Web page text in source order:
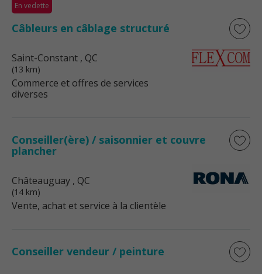
En vedette
Câbleurs en câblage structuré
Saint-Constant , QC
(13 km)
Commerce et offres de services
diverses
Conseiller(ère) / saisonnier et couvre
plancher
Châteauguay , QC
(14 km)
Vente, achat et service à la clientèle
Conseiller vendeur / peinture